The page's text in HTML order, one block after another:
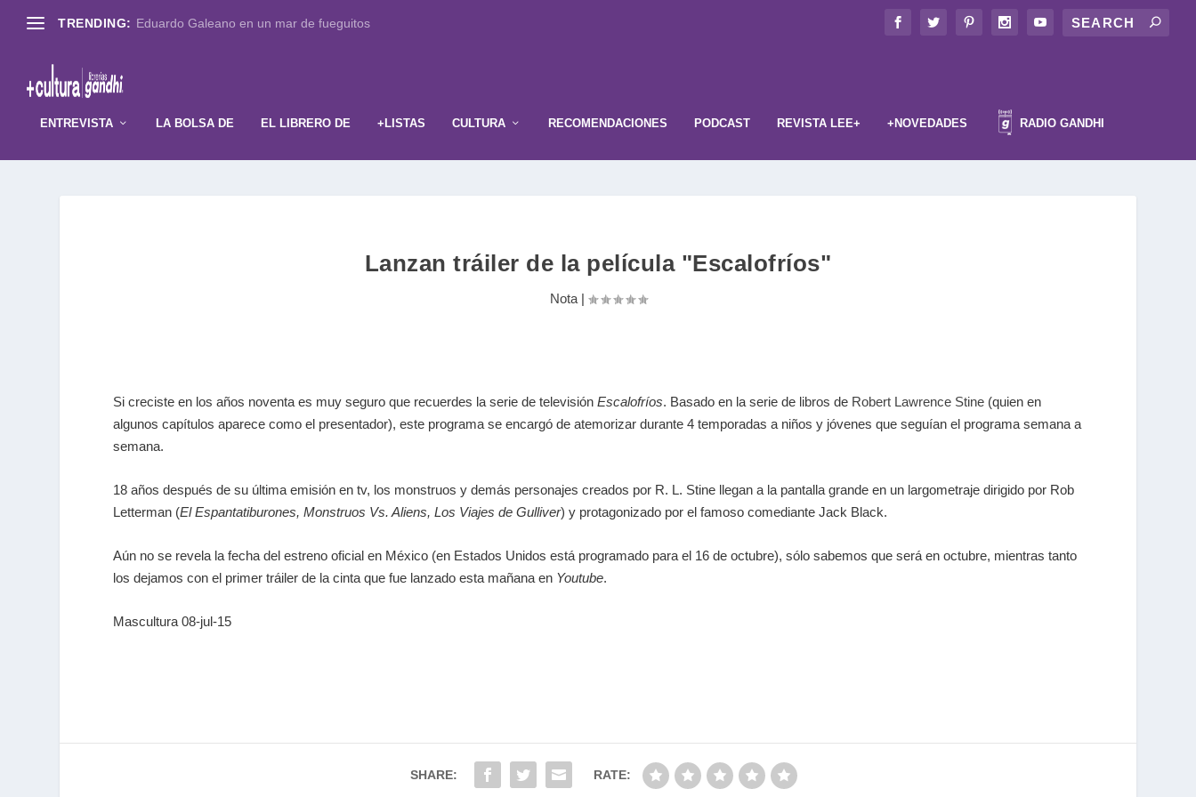
TRENDING: Eduardo Galeano en un mar de fueguitos
ENTREVISTA LA BOLSA DE EL LIBRERO DE +LISTAS CULTURA RECOMENDACIONES PODCAST REVISTA LEE+ +NOVEDADES RADIO GANDHI
Lanzan tráiler de la película "Escalofríos"
Nota|
Si creciste en los años noventa es muy seguro que recuerdes la serie de televisiónEscalofríos. Basado en la serie de libros de Robert Lawrence Stine (quien en
algunos capítulos aparece como el presentador), este programa se encargó de atemorizar durante 4 temporadas a niños y jóvenes que seguían el programa semana a
semana.
18 años después de su última emisión en tv, los monstruos y demás personajes creados por R. L. Stine llegan a la pantalla grande en un largometraje dirigido por Rob
Letterman (El Espantatiburones, Monstruos Vs. Aliens, Los Viajes de Gulliver) y protagonizado por el famoso comediante Jack Black.
Aún no se revela la fecha del estreno oficial en México (en Estados Unidos está programado para el 16 de octubre), sólo sabemos que será en octubre, mientras tanto
los dejamos con el primer tráiler de la cinta que fue lanzado esta mañana en Youtube.
Mascultura 08-jul-15
SHARE: RATE: